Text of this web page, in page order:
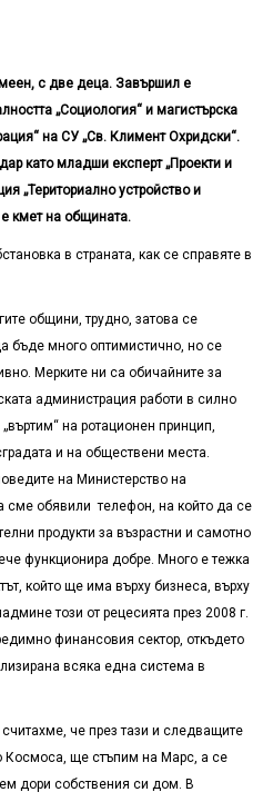
с две деца. Завършил е
„Социология“ и магистърска
на СУ „Св. Климент Охридски“.
като младши експерт „Проекти и
„Териториално устройство и
кмет на общината.
в страната, как се справяте в
общини, трудно, затова се
бъде много оптимистично, но се
Мерките ни са обичайните за
администрация работи в силно
на ротационен принцип,
и на обществени места.
на Министерство на
сме обявили телефон, на който да се
продукти за възрастни и самотно
функционира добре. Много е тежка
който ще има върху бизнеса, върху
този от рецесията през 2008 г.
финансовия сектор, откъдето
всяка една система в
че през тази и следващите
Космоса, ще стъпим на Марс, а се
дори собствения си дом. В